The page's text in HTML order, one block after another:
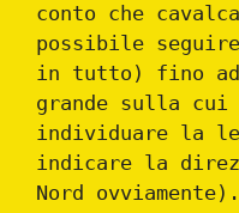
conto che
possibile
in tutto) fino ad
grande sulla cui
individuare la
indicare la
Nord ovviamente).